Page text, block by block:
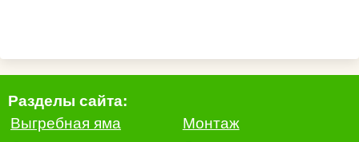
Разделы сайта:
Выгребная яма
Монтаж